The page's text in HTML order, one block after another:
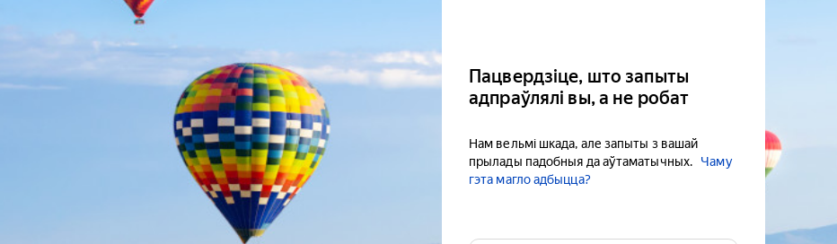
Пацвердзіце, што запыты
адпраўлялі вы, а не робат
Нам вельмі шкада, але запыты з вашай
прылады падобныя да аўтаматычных.
Чаму
гэта магло адбыцца?